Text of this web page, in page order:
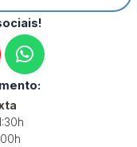
W
h
a